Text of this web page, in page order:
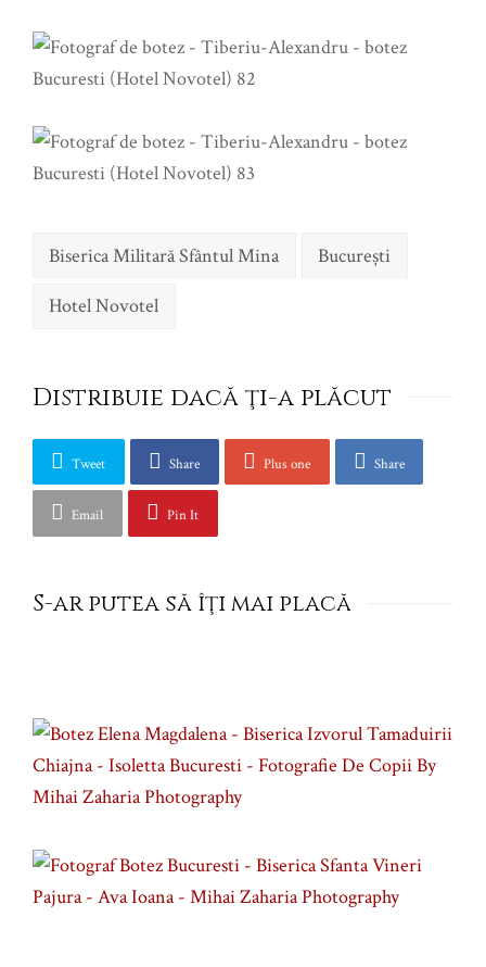
Biserica Militară Sfântul Mina Bucureşti
Hotel Novotel
Distribuie dacă ţi-a plăcut
Tweet Share Plus one Share
Email Pin It
S-ar putea să îţi mai placă